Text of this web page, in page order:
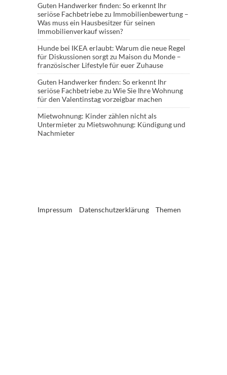
Guten Handwerker finden: So erkennt Ihr
seriöse Fachbetriebezu Immobilienbewertung –
Was muss ein Hausbesitzer für seinen
Immobilienverkauf wissen?
Hunde bei IKEA erlaubt: Warum die neue Regel
für Diskussionen sorgtzu Maison du Monde –
französischer Lifestyle für euer Zuhause
Guten Handwerker finden: So erkennt Ihr
seriöse Fachbetriebezu Wie Sie Ihre Wohnung
für den Valentinstag vorzeigbar machen
Mietwohnung: Kinder zählen nicht als
Untermieterzu Mietswohnung: Kündigung und
Nachmieter
Impressum Datenschutzerklärung Themen